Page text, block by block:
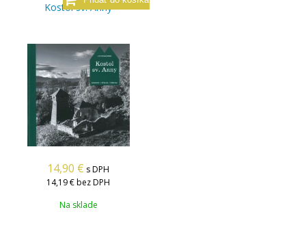
Kostol sv. Anny
14,90 € s DPH
14,19 €bez DPH
Na sklade